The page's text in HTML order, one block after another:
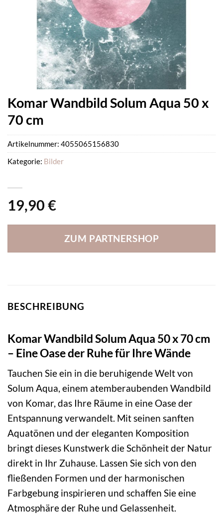
Komar Wandbild Solum Aqua 50 x
70 cm
19,90 €
ZUM PARTNERSHOP
Artikelnummer: 4055065156830
Kategorie: Bilder
BESCHREIBUNG
Komar Wandbild Solum Aqua 50 x 70 cm
– Eine Oase der Ruhe für Ihre Wände
Tauchen Sie ein in die beruhigende Welt von
Solum Aqua, einem atemberaubenden Wandbild
von Komar, das Ihre Räume in eine Oase der
Entspannung verwandelt. Mit seinen sanften
Aquatönen und der eleganten Komposition
bringt dieses Kunstwerk die Schönheit der Natur
direkt in Ihr Zuhause. Lassen Sie sich von den
fließenden Formen und der harmonischen
Farbgebung inspirieren und schaffen Sie eine
Atmosphäre der Ruhe und Gelassenheit.